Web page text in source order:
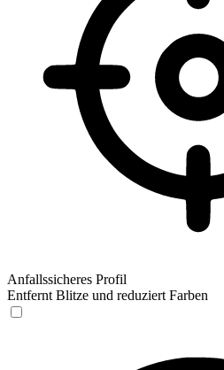
Anfallssicheres Profil
Entfernt Blitze und reduziert Farben